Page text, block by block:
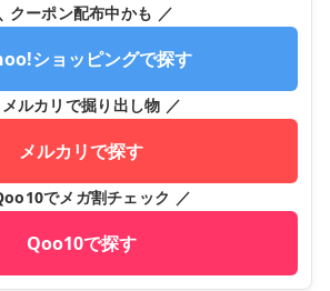
クーポン配布中かも ／
ショッピングで探す
ルカリで掘り出し物 ／
メルカリで探す
でメガ割チェック ／
Qoo10で探す